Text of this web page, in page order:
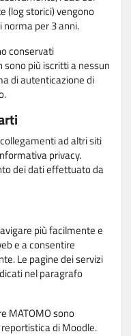
(log storici) vengono
per 3 anni.
conservati
più iscritti a nessun
di autenticazione di
ad altri siti
privacy.
dei dati effettuato da
più facilmente e
e a consentire
Le pagine dei servizi
nel paragrafo
MATOMO sono
di Moodle.